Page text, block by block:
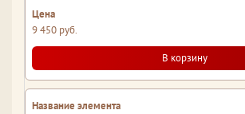
9 450 руб.
В корзину